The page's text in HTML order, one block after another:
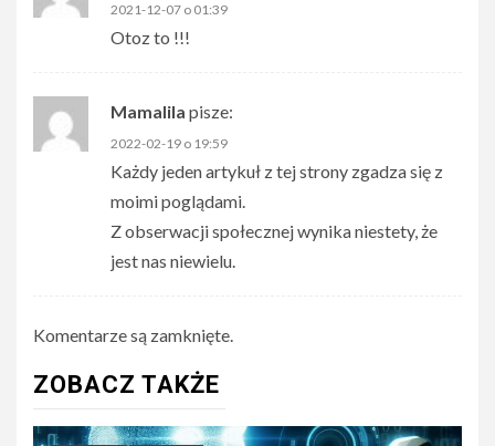
2021-12-07 o 01:39
Otoz to !!!
Mamalila pisze:
2022-02-19 o 19:59
Każdy jeden artykuł z tej strony zgadza się z
moimi poglądami.
Z obserwacji społecznej wynika niestety, że
jest nas niewielu.
Komentarze są zamknięte.
ZOBACZ TAKŻE